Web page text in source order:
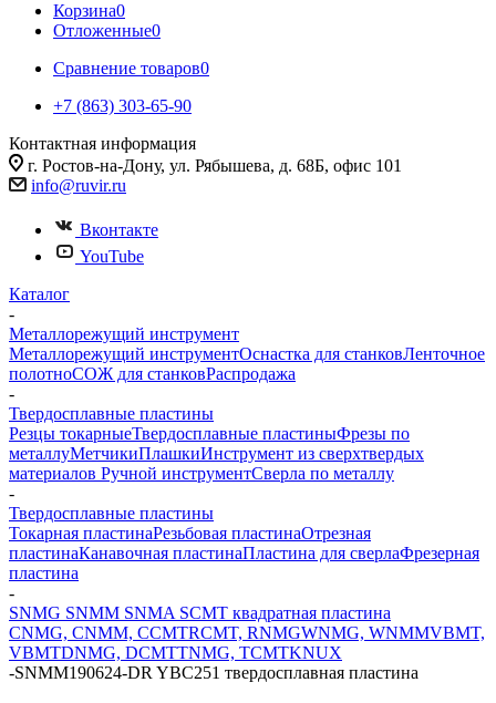
Корзина0
Отложенные0
Сравнение товаров0
+7 (863) 303-65-90
Контактная информация
г. Ростов-на-Дону, ул. Рябышева, д. 68Б, офис 101
info@ruvir.ru
Вконтакте
YouTube
Каталог
-
Металлорежущий инструмент
Металлорежущий инструментОснастка для станковЛенточное
полотноСОЖ для станковРаспродажа
-
Твердосплавные пластины
Резцы токарныеТвердосплавные пластиныФрезы по
металлуМетчикиПлашкиИнструмент из сверхтвердых
материалов Ручной инструментСверла по металлу
-
Твердосплавные пластины
Токарная пластинаРезьбовая пластинаОтрезная
пластинаКанавочная пластинаПластина для сверлаФрезерная
пластина
-
SNMG SNMM SNMA SCMT квадратная пластина
CNMG, CNMM, CCMTRCMT, RNMGWNMG, WNMMVBMT,
VBMTDNMG, DCMTTNMG, TCMTKNUX
-SNMM190624-DR YBC251 твердосплавная пластина